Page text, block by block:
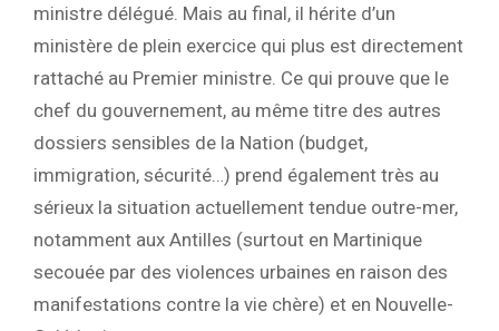
ministre délégué. Mais au final, il hérite d’un
ministère de plein exercice qui plus est directement
rattaché au Premier ministre. Ce qui prouve que le
chef du gouvernement, au même titre des autres
dossiers sensibles de la Nation (budget,
immigration, sécurité…) prend également très au
sérieux la situation actuellement tendue outre-mer,
notamment aux Antilles (surtout en Martinique
secouée par des violences urbaines en raison des
manifestations contre la vie chère) et en Nouvelle-